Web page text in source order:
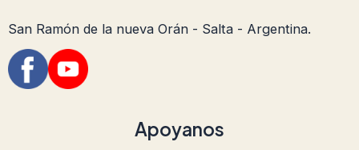
San Ramón de la nueva Orán - Salta - Argentina.
Apoyanos